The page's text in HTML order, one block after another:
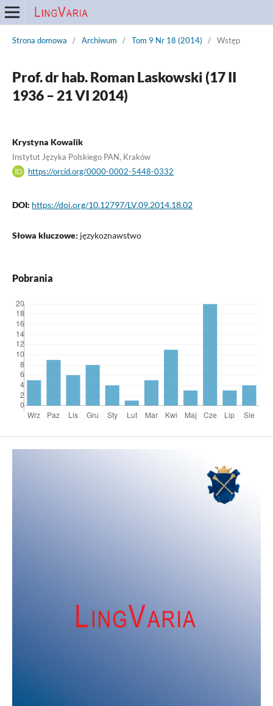
Strona domowa / Archiwum / Tom 9 Nr 18 (2014) / Wstęp
Prof. dr hab. Roman Laskowski (17 II
1936 – 21 VI 2014)
Krystyna Kowalik
Instytut Języka Polskiego PAN, Kraków
https://orcid.org/0000-0002-5448-0332
DOI: https://doi.org/10.12797/LV.09.2014.18.02
Słowa kluczowe: językoznawstwo
Pobrania